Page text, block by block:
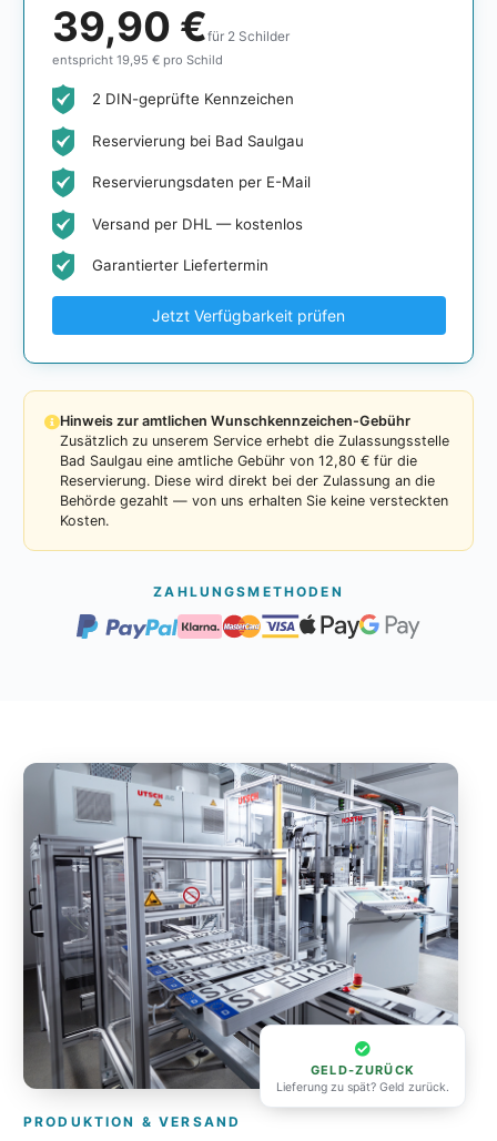
39,90 €für 2 Schilder
entspricht 19,95 € pro Schild
2 DIN-geprüfte Kennzeichen
Reservierung bei Bad Saulgau
Reservierungsdaten per E-Mail
Versand per DHL — kostenlos
Garantierter Liefertermin
Jetzt Verfügbarkeit prüfen
Hinweis zur amtlichen Wunschkennzeichen-Gebühr
Zusätzlich zu unserem Service erhebt die Zulassungsstelle
Bad Saulgau eine amtliche Gebühr von 12,80 € für die
Reservierung. Diese wird direkt bei der Zulassung an die
Behörde gezahlt — von uns erhalten Sie keine versteckten
Kosten.
ZAHLUNGSMETHODEN
GELD-ZURÜCK
Lieferung zu spät? Geld zurück.
PRODUKTION & VERSAND